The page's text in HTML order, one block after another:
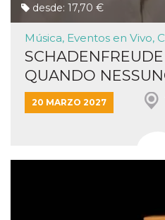
desde: 17,70 €
Música, Eventos en Vivo,
QUANDO
20 MARZO 2027